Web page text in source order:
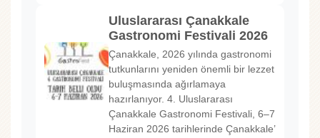
Uluslararası Çanakkale
Gastronomi Festivali 2026
Çanakkale, 2026 yılında gastronomi
tutkunlarını yeniden önemli bir lezzet
buluşmasında ağırlamaya
hazırlanıyor. 4. Uluslararası
Çanakkale Gastronomi Festivali, 6–7
Haziran 2026 tarihlerinde Çanakkale’